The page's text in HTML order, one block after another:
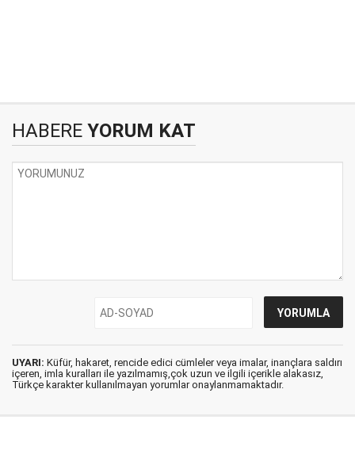
HABERE YORUM KAT
UYARI: Küfür, hakaret, rencide edici cümleler veya imalar, inançlara saldırı
içeren, imla kuralları ile yazılmamış,çok uzun ve ilgili içerikle alakasız,
Türkçe karakter kullanılmayan yorumlar onaylanmamaktadır.